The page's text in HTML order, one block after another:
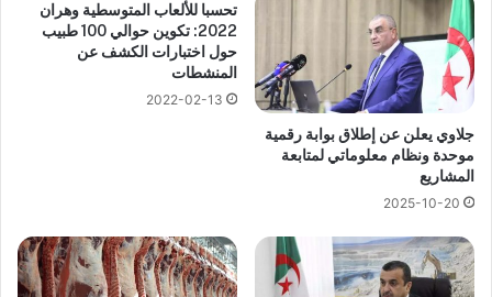
جلاوي يعلن عن إطلاق بوابة رقمية
موحدة ونظام معلوماتي لمتابعة
المشاريع
2025-10-20
تحسبا للألعاب المتوسطية وهران
2022: تكوين حوالي 100 طبيب
حول اختبارات الكشف عن
المنشطات
2022-02-13